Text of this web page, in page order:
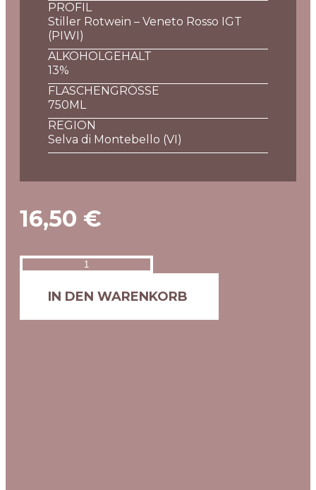
PROFIL
Stiller Rotwein – Veneto Rosso IGT
(PIWI)
ALKOHOLGEHALT
13%
FLASCHENGRÖSSE
750ML
REGION
Selva di Montebello (VI)
16,50 €
IN DEN WARENKORB